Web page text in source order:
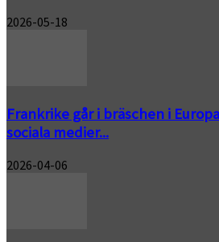
2026-05-18
Frankrike går i bräschen i
sociala medier...
2026-04-06